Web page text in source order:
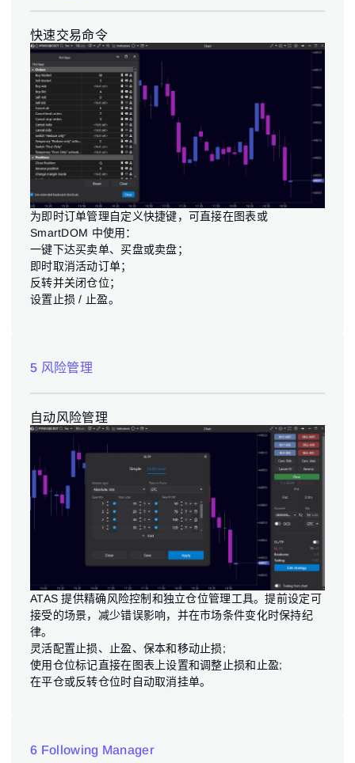
快速交易命令
为即时订单管理自定义快捷键，可直接在图表或
SmartDOM 中使用：
一键下达买卖单、买盘或卖盘；
即时取消活动订单；
反转并关闭仓位；
设置止损 / 止盈。
5 风险管理
自动风险管理
ATAS 提供精确风险控制和独立仓位管理工具。提前设定可
接受的场景，减少错误影响，并在市场条件变化时保持纪
律。
灵活配置止损、止盈、保本和移动止损;
使用仓位标记直接在图表上设置和调整止损和止盈;
在平仓或反转仓位时自动取消挂单。
6 Following Manager